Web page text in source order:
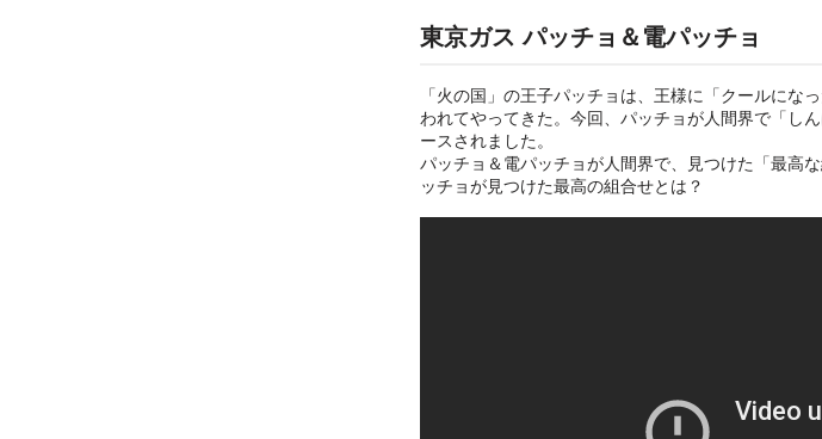
東京ガス パッチョ＆電パッチョ
「火の国」の王子パッチョは、王様に「クールにな
われてやってきた。今回、パッチョが人間界で「し
ースされました。
パッチョ＆電パッチョが人間界で、見つけた「最高
ッチョが見つけた最高の組合せとは？